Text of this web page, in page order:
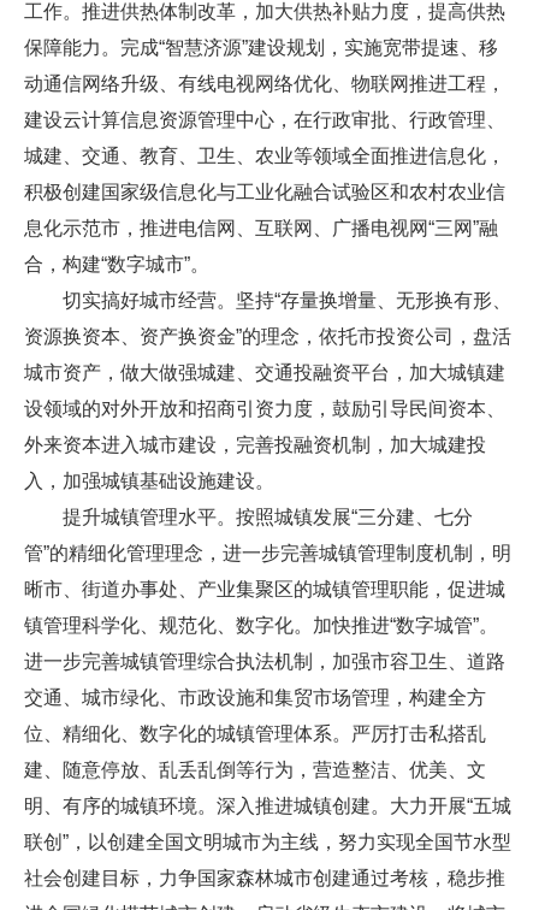
工作。推进供热体制改革，加大供热补贴力度，提高供热
保障能力。完成“智慧济源”建设规划，实施宽带提速、移
动通信网络升级、有线电视网络优化、物联网推进工程，
建设云计算信息资源管理中心，在行政审批、行政管理、
城建、交通、教育、卫生、农业等领域全面推进信息化，
积极创建国家级信息化与工业化融合试验区和农村农业信
息化示范市，推进电信网、互联网、广播电视网“三网”融
合，构建“数字城市”。
切实搞好城市经营。坚持“存量换增量、无形换有形、
资源换资本、资产换资金”的理念，依托市投资公司，盘活
城市资产，做大做强城建、交通投融资平台，加大城镇建
设领域的对外开放和招商引资力度，鼓励引导民间资本、
外来资本进入城市建设，完善投融资机制，加大城建投
入，加强城镇基础设施建设。
提升城镇管理水平。按照城镇发展“三分建、七分
管”的精细化管理理念，进一步完善城镇管理制度机制，明
晰市、街道办事处、产业集聚区的城镇管理职能，促进城
镇管理科学化、规范化、数字化。加快推进“数字城管”。
进一步完善城镇管理综合执法机制，加强市容卫生、道路
交通、城市绿化、市政设施和集贸市场管理，构建全方
位、精细化、数字化的城镇管理体系。严厉打击私搭乱
建、随意停放、乱丢乱倒等行为，营造整洁、优美、文
明、有序的城镇环境。深入推进城镇创建。大力开展“五城
联创”，以创建全国文明城市为主线，努力实现全国节水型
社会创建目标，力争国家森林城市创建通过考核，稳步推